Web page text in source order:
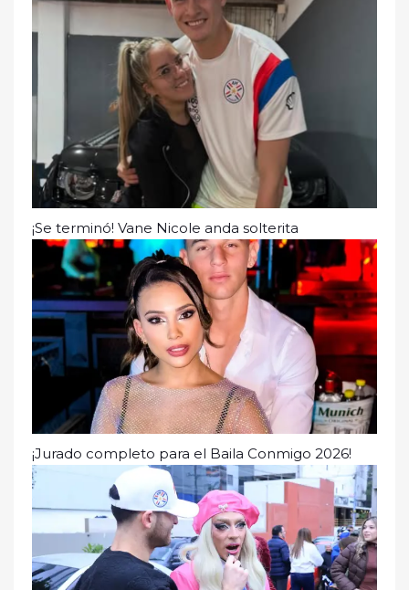
¡Se terminó! Vane Nicole anda solterita
¡Jurado completo para el Baila Conmigo 2026!